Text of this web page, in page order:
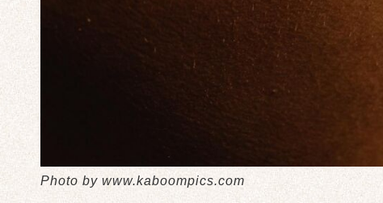
Photo by www.kaboompics.com